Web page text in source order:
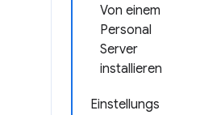
Von einem
Personal
Server
installieren
Einstellungs